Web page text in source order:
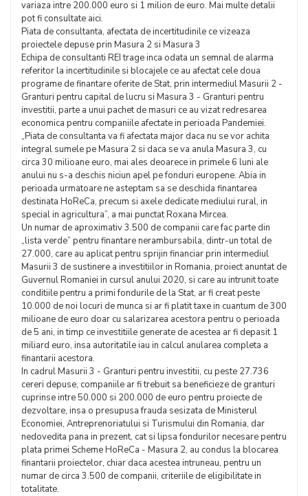
variaza intre 200.000 euro si 1 milion de euro. Mai multe detalii
pot fi consultate aici.
Piata de consultanta, afectata de incertitudinile ce vizeaza
proiectele depuse prin Masura 2 si Masura 3
Echipa de consultanti REI trage inca odata un semnal de alarma
referitor la incertitudinile si blocajele ce au afectat cele doua
programe de finantare oferite de Stat, prin intermediul Masurii 2 -
Granturi pentru capital de lucru si Masura 3 - Granturi pentru
investitii, parte a unui pachet de masuri ce au vizat redresarea
economica pentru companiile afectate in perioada Pandemiei.
„Piata de consultanta va fi afectata major daca nu se vor achita
integral sumele pe Masura 2 si daca se va anula Masura 3, cu
circa 30 milioane euro, mai ales deoarece in primele 6 luni ale
anului nu s-a deschis niciun apel pe fonduri europene. Abia in
perioada urmatoare ne asteptam sa se deschida finantarea
destinata HoReCa, precum si axele dedicate mediului rural, in
special in agricultura”, a mai punctat Roxana Mircea.
Un numar de aproximativ 3.500 de companii care fac parte din
„lista verde” pentru finantare nerambursabila, dintr-un total de
27.000, care au aplicat pentru sprijin financiar prin intermediul
Masurii 3 de sustinere a investitiilor in Romania, proiect anuntat de
Guvernul Romaniei in cursul anului 2020, si care au intrunit toate
conditiile pentru a primi fondurile de la Stat, ar fi creat peste
10.000 de noi locuri de munca si ar fi platit taxe in cuantum de 300
milioane de euro doar cu salarizarea acestora pentru o perioada
de 5 ani, in timp ce investitiile generate de acestea ar fi depasit 1
miliard euro, insa autoritatile iau in calcul anularea completa a
finantarii acestora.
In cadrul Masurii 3 - Granturi pentru investitii, cu peste 27.736
cereri depuse, companiile ar fi trebuit sa beneficieze de granturi
cuprinse intre 50.000 si 200.000 de euro pentru proiecte de
dezvoltare, insa o presupusa frauda sesizata de Ministerul
Economiei, Antreprenoriatului si Turismului din Romania, dar
nedovedita pana in prezent, cat si lipsa fondurilor necesare pentru
plata primei Scheme HoReCa - Masura 2, au condus la blocarea
finantarii proiectelor, chiar daca acestea intruneau, pentru un
numar de circa 3.500 de companii, criteriile de eligibilitate in
totalitate.